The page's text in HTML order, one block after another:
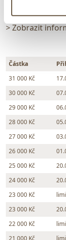
Chcete
> Zobrazit
Částka
31 000 Kč
30 000 Kč
29 000 Kč
28 000 Kč
27 000 Kč
26 000 Kč
25 000 Kč
24 000 Kč
23 000 Kč
23 000 Kč
22 000 Kč